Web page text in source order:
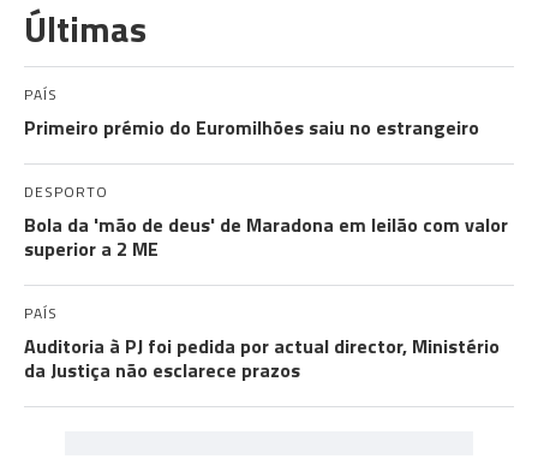
Últimas
PAÍS
Primeiro prémio do Euromilhões saiu no estrangeiro
DESPORTO
Bola da 'mão de deus' de Maradona em leilão com valor
superior a 2 ME
PAÍS
Auditoria à PJ foi pedida por actual director, Ministério
da Justiça não esclarece prazos